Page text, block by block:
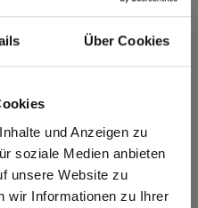
Über Cookies
und Anzeigen zu
soziale Medien anbieten
unsere Website zu
wir Informationen zu Ihrer
NI Nice